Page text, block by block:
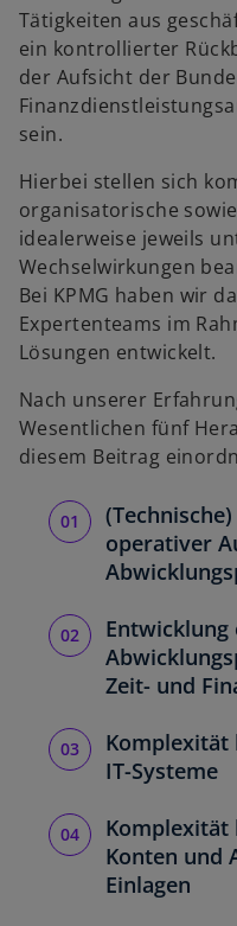
Tätigkeiten aus
ein kontrollierter
der Aufsicht der
sein.
Hierbei stellen sich
organisatorische
idealerweise jeweils
Wechselwirkungen
Bei KPMG haben wir
Expertenteams im
Lösungen entwickelt.
Nach unserer
Wesentlichen fünf
diesem Beitrag
operativer
Entwicklung
Zeit- und
Komplexität
IT-Systeme
Komplexität
Konten und
Einlagen